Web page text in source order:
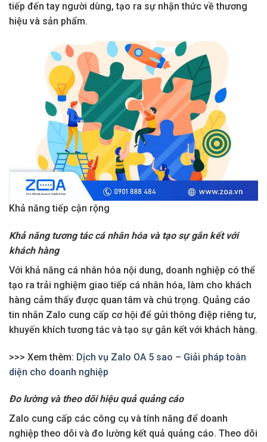
tiếp đến tay người dùng, tạo ra sự nhận thức về thương
hiệu và sản phẩm.
Khả năng tiếp cận rộng
Khả năng tương tác cá nhân hóa và tạo sự gắn kết với
khách hàng
Với khả năng cá nhân hóa nội dung, doanh nghiệp có thể
tạo ra trải nghiệm giao tiếp cá nhân hóa, làm cho khách
hàng cảm thấy được quan tâm và chú trọng. Quảng cáo
tin nhắn Zalo cung cấp cơ hội để gửi thông điệp riêng tư,
khuyến khích tương tác và tạo sự gắn kết với khách hàng.
>>> Xem thêm: Dịch vụ Zalo OA 5 sao – Giải pháp toàn
diện cho doanh nghiệp
Đo lường và theo dõi hiệu quả quảng cáo
Zalo cung cấp các công cụ và tính năng để doanh
nghiệp theo dõi và đo lường kết quả quảng cáo. Theo dõi